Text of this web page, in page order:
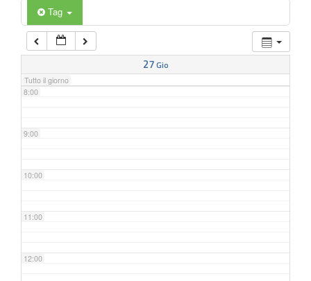
Tag
27Gio
Tutto il giorno
6:00
7:00
8:00
9:00
10:00
11:00
12:00